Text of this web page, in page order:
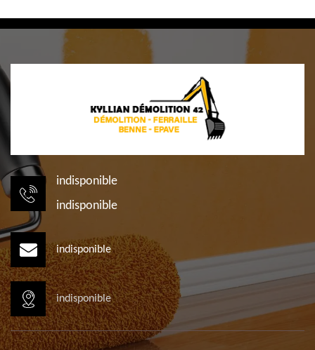
indisponible
indisponible
indisponible
indisponible